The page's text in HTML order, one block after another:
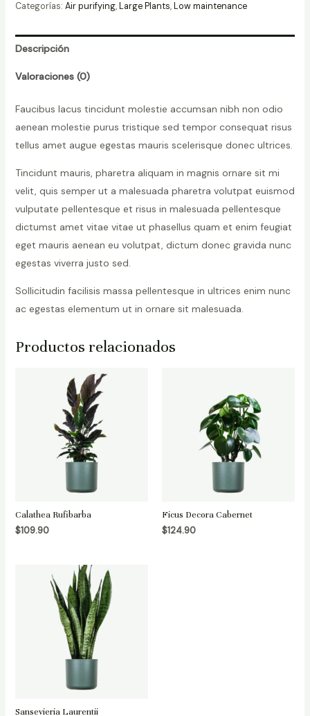
cantidad
Categorías: Air purifying, Large Plants, Low maintenance
Descripción
Valoraciones (0)
Faucibus lacus tincidunt molestie accumsan nibh non odio
aenean molestie purus tristique sed tempor consequat risus
tellus amet augue egestas mauris scelerisque donec ultrices.
Tincidunt mauris, pharetra aliquam in magnis ornare sit mi
velit, quis semper ut a malesuada pharetra volutpat euismod
vulputate pellentesque et risus in malesuada pellentesque
dictumst amet vitae vitae ut phasellus quam et enim feugiat
eget mauris aenean eu volutpat, dictum donec gravida nunc
egestas viverra justo sed.
Sollicitudin facilisis massa pellentesque in ultrices enim nunc
ac egestas elementum ut in ornare sit malesuada.
Productos relacionados
Calathea Rufibarba
$109.90
Ficus Decora Cabernet
$124.90
Sansevieria Laurentii